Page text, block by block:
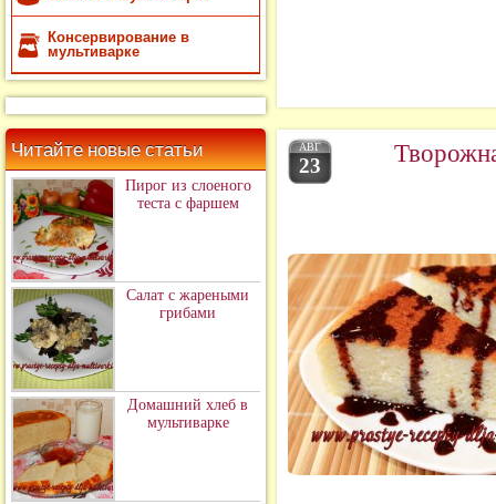
Консервирование в
мультиварке
Читайте новые статьи
Пирог из слоеного
теста с фаршем
Салат с жареными
грибами
Домашний хлеб в
мультиварке
АВГ
23